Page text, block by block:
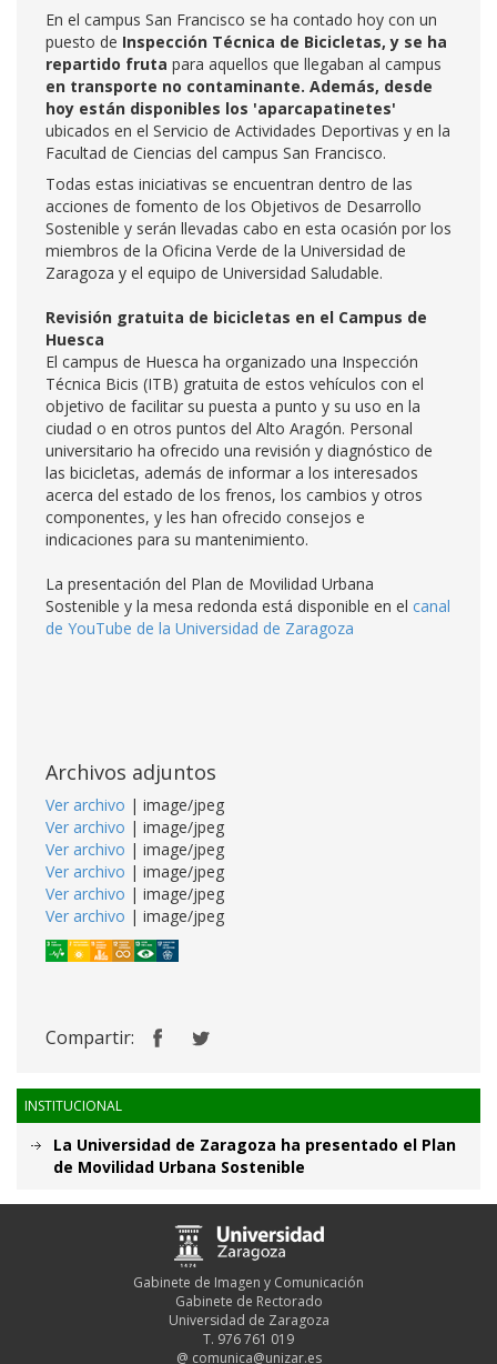
En el campus San Francisco se ha contado hoy con un
puesto de Inspección Técnica de Bicicletas, y se ha
repartido fruta para aquellos que llegaban al campus
en transporte no contaminante. Además, desde
hoy están disponibles los 'aparcapatinetes'
ubicados en el Servicio de Actividades Deportivas y en la
Facultad de Ciencias del campus San Francisco.
Todas estas iniciativas se encuentran dentro de las
acciones de fomento de los Objetivos de Desarrollo
Sostenible y serán llevadas cabo en esta ocasión por los
miembros de la Oficina Verde de la Universidad de
Zaragoza y el equipo de Universidad Saludable.
Revisión gratuita de bicicletas en el Campus de
Huesca
El campus de Huesca ha organizado una Inspección
Técnica Bicis (ITB) gratuita de estos vehículos con el
objetivo de facilitar su puesta a punto y su uso en la
ciudad o en otros puntos del Alto Aragón. Personal
universitario ha ofrecido una revisión y diagnóstico de
las bicicletas, además de informar a los interesados
acerca del estado de los frenos, los cambios y otros
componentes, y les han ofrecido consejos e
indicaciones para su mantenimiento.
La presentación del Plan de Movilidad Urbana
Sostenible y la mesa redonda está disponible en el canal
de YouTube de la Universidad de Zaragoza
Archivos adjuntos
Ver archivo | image/jpeg
Ver archivo | image/jpeg
Ver archivo | image/jpeg
Ver archivo | image/jpeg
Ver archivo | image/jpeg
Ver archivo | image/jpeg
Compartir:
INSTITUCIONAL
La Universidad de Zaragoza ha presentado el Plan
de Movilidad Urbana Sostenible
Gabinete de Imagen y Comunicación
Gabinete de Rectorado
Universidad de Zaragoza
T. 976 761 019
@ comunica@unizar.es